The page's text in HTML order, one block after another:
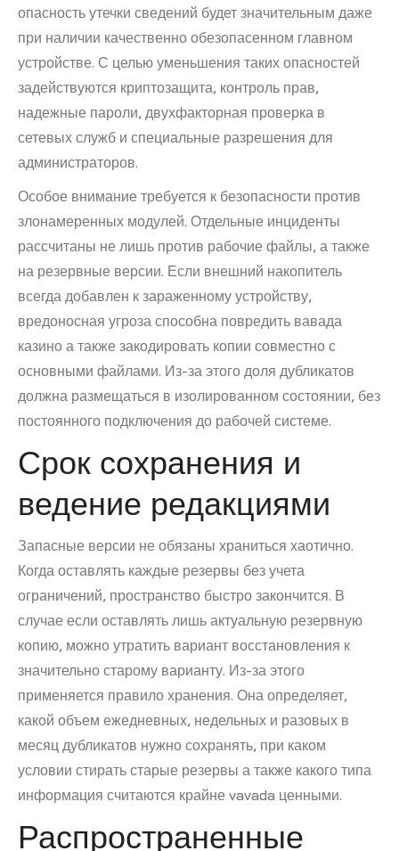
опасность утечки сведений будет значительным даже
при наличии качественно обезопасенном главном
устройстве. С целью уменьшения таких опасностей
задействуются криптозащита, контроль прав,
надежные пароли, двухфакторная проверка в
сетевых служб и специальные разрешения для
администраторов.
Особое внимание требуется к безопасности против
злонамеренных модулей. Отдельные инциденты
рассчитаны не лишь против рабочие файлы, а также
на резервные версии. Если внешний накопитель
всегда добавлен к зараженному устройству,
вредоносная угроза способна повредить вавада
казино а также закодировать копии совместно с
основными файлами. Из-за этого доля дубликатов
должна размещаться в изолированном состоянии, без
постоянного подключения до рабочей системе.
Срок сохранения и
ведение редакциями
Запасные версии не обязаны храниться хаотично.
Когда оставлять каждые резервы без учета
ограничений, пространство быстро закончится. В
случае если оставлять лишь актуальную резервную
копию, можно утратить вариант восстановления к
значительно старому варианту. Из-за этого
применяется правило хранения. Она определяет,
какой объем ежедневных, недельных и разовых в
месяц дубликатов нужно сохранять, при каком
условии стирать старые резервы а также какого типа
информация считаются крайне vavada ценными.
Распространенные